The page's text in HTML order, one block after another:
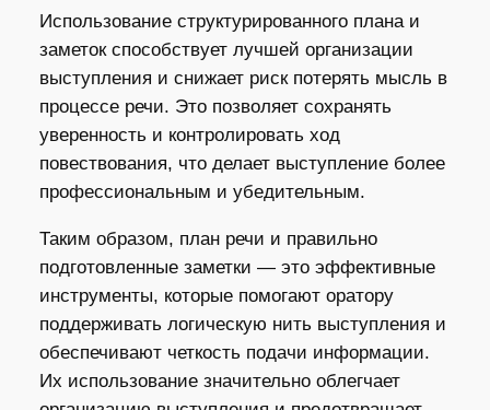
Использование структурированного плана и
заметок способствует лучшей организации
выступления и снижает риск потерять мысль в
процессе речи. Это позволяет сохранять
уверенность и контролировать ход
повествования, что делает выступление более
профессиональным и убедительным.
Таким образом, план речи и правильно
подготовленные заметки — это эффективные
инструменты, которые помогают оратору
поддерживать логическую нить выступления и
обеспечивают четкость подачи информации.
Их использование значительно облегчает